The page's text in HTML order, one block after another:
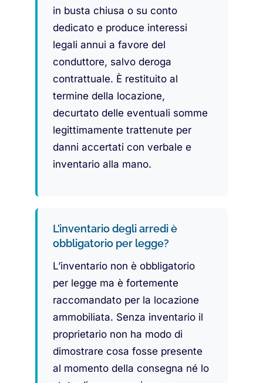
in busta chiusa o su conto
dedicato e produce interessi
legali annui a favore del
conduttore, salvo deroga
contrattuale. È restituito al
termine della locazione,
decurtato delle eventuali somme
legittimamente trattenute per
danni accertati con verbale e
inventario alla mano.
L’inventario degli arredi è
obbligatorio per legge?
L’inventario non è obbligatorio
per legge ma è fortemente
raccomandato per la locazione
ammobiliata. Senza inventario il
proprietario non ha modo di
dimostrare cosa fosse presente
al momento della consegna né lo